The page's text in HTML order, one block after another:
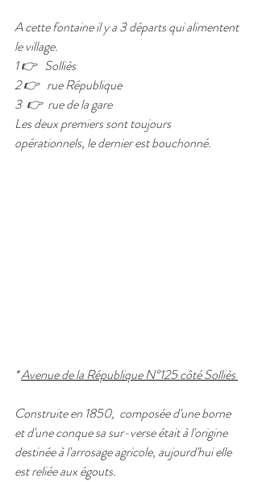
A cette fontaine il y a 3 départs qui alimentent
le village.
1 👉   Solliès
2 👉   rue République
3  👉  rue de la gare
Les deux premiers sont toujours
opérationnels, le dernier est bouchonné.
* Avenue de la République N°125 côté Solliès
Construite en 1850,  composée d'une borne
et d'une conque sa sur-verse était à l'origine
destinée à l'arrosage agricole, aujourd'hui elle
est reliée aux égouts.